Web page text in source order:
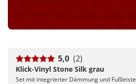
5,0 (2)
Klick-Vinyl Stone Silk grau
Set mit integrierter Dämmung und Fußleiste